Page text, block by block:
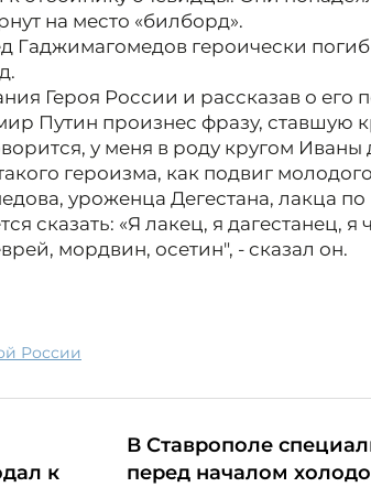
на место «билборд».
Гаджимагомедов героически
Героя России и рассказав о его
Путин произнес фразу, ставшую
у меня в роду кругом
героизма, как подвиг
уроженца Дегестана, лакца по
сказать: «Я лакец, я дагестанец, я
мордвин, осетин", - сказал он.
России
к
В Ставрополе
перед началом